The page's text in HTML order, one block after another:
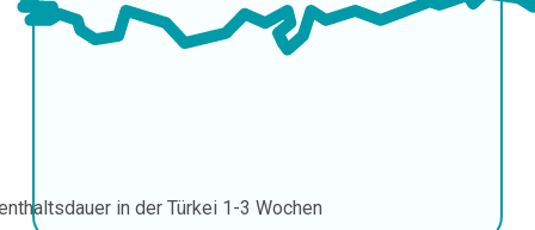
in der Türkei 1-3 Wochen